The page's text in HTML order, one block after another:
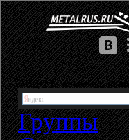
ЭЙДОЛ - альбомы,
Группы